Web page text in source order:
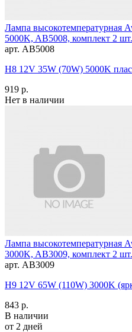
Лампа высокотемпературная
5000K, AB5008, комплект 2 шт.
арт. AB5008
H8 12V 35W (70W) 5000K
919 р.
Нет в наличии
Лампа высокотемпературная
3000K, AB3009, комплект 2 шт.
арт. AB3009
H9 12V 65W (110W) 3000K
843 р.
В наличии
от 2 дней